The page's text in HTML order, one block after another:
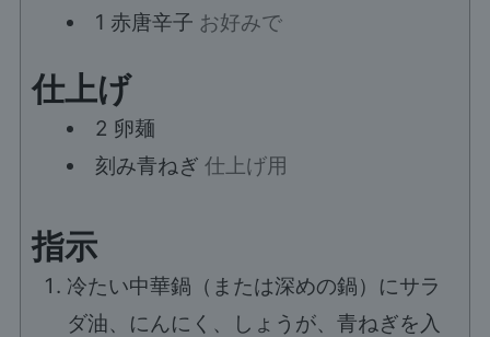
1 赤唐辛子 お好みで
仕上げ
2 卵麺
刻み青ねぎ 仕上げ用
指示
冷たい中華鍋（または深めの鍋）にサラ
ダ油、にんにく、しょうが、青ねぎを入